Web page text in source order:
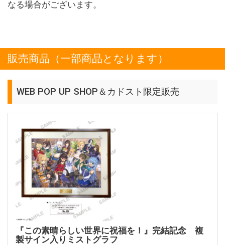
なる場合がございます。
販売商品（一部商品となります）
WEB POP UP SHOP＆カドスト限定販売
『この素晴らしい世界に祝福を！』完結記念 複
製サイン入りミストグラフ